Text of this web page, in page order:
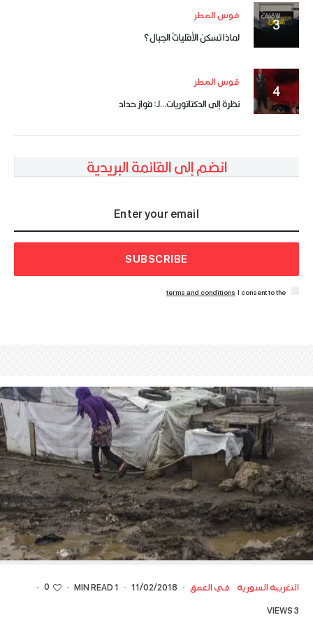
قوس المطر
لماذا تسكن الأقلياتُ الجبال؟
قوس المطر
نظرة إلى الدكتاتوريات…لـ: فواز حداد
انضم إلى القائمة البريدية
SUBSCRIBE
I consent to the
terms and conditions
التغريبة السورية في العمق ·
11/02/2018
·
1 MIN READ
·
0
·
3 VIEWS